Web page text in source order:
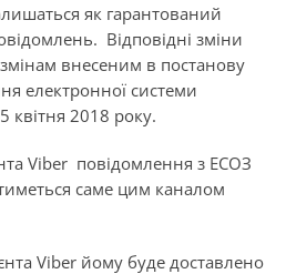
як гарантований
Відповідні зміни
внесеним в постанову
електронної системи
квітня 2018 року.
Viber повідомлення з ЕСОЗ
саме цим каналом
Viber йому буде доставлено